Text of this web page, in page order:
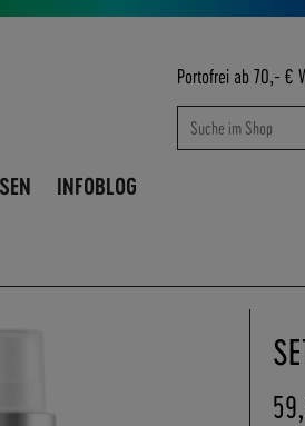
Portofrei ab 70,- €
Suche
Suche
INFOBLOG